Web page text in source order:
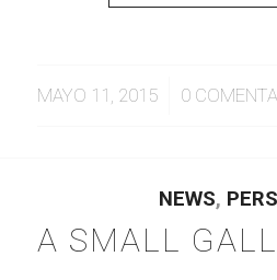
MAYO 11, 2015
/ 0 /
NEWS,
A SMALL